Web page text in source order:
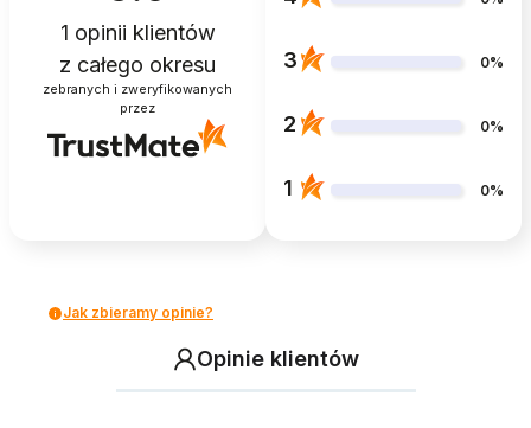
1 opinii klientów
z całego okresu
zebranych i zweryfikowanych
przez
3 0%
2 0%
1 0%
Jak zbieramy opinie?
Opinie klientów